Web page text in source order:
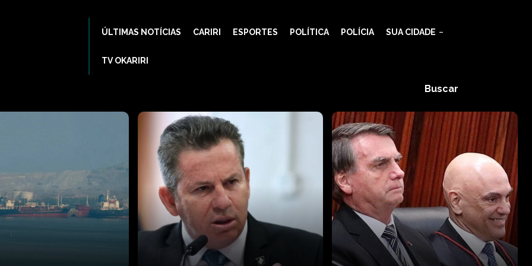
ÚLTIMAS NOTÍCIAS CARIRI ESPORTES POLÍTICA POLÍCIA SUA CIDADE
TV OKARIRI
Buscar